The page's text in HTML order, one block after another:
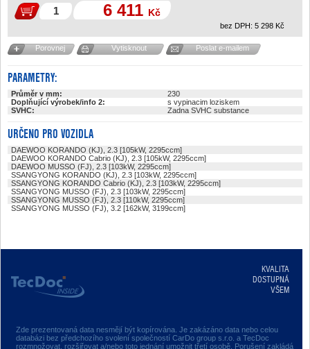
6 411 Kč
bez DPH: 5 298 Kč
Porovnej Vytisknout Poslat e-mailem
PARAMETRY:
Průměr v mm:
230
Doplňující výrobek/info 2:
s vypinacim loziskem
SVHC:
Zadna SVHC substance
URČENO PRO VOZIDLA
DAEWOO KORANDO (KJ), 2.3 [105kW, 2295ccm]
DAEWOO KORANDO Cabrio (KJ), 2.3 [105kW, 2295ccm]
DAEWOO MUSSO (FJ), 2.3 [103kW, 2295ccm]
SSANGYONG KORANDO (KJ), 2.3 [103kW, 2295ccm]
SSANGYONG KORANDO Cabrio (KJ), 2.3 [103kW, 2295ccm]
SSANGYONG MUSSO (FJ), 2.3 [103kW, 2295ccm]
SSANGYONG MUSSO (FJ), 2.3 [110kW, 2295ccm]
SSANGYONG MUSSO (FJ), 3.2 [162kW, 3199ccm]
Zde prezentovaná data nesmějí být kopírována. Je zakázáno data nebo celou
databázi bez předchozího svolení společností CarDo group s.r.o. a TecDoc
rozmnožovat, rozšiřovat a/nebo toto jednání umožnit třetí osobě. Porušení zakládá
KVALITA
DOSTUPNÁ
VŠEM